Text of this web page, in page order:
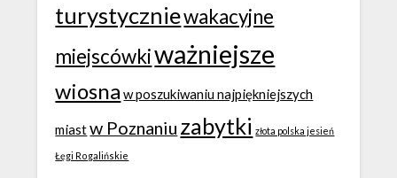
turystyczniewakacyjne
miejscówkiważniejsze
wiosna w poszukiwaniu najpiękniejszych
miastw Poznaniu zabytki złota polska jesień
Łęgi Rogalińskie